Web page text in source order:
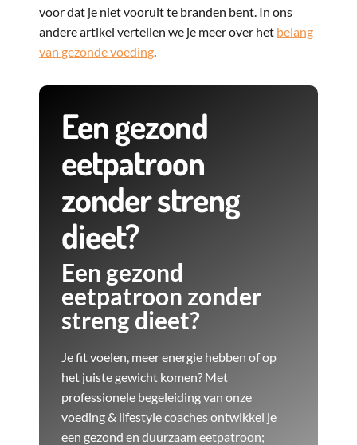
voor dat je niet vooruit te branden bent. In ons
andere artikel vertellen we je meer over het belang
van gezonde voeding.
Een gezond
eetpatroon
zonder streng
dieet?
Een gezond
eetpatroon zonder
streng dieet?
Je fit voelen, meer energie hebben of op
het juiste gewicht komen? Met
professionele begeleiding van onze
voeding & lifestyle coaches ontwikkel je
een gezond en duurzaam eetpatroon;